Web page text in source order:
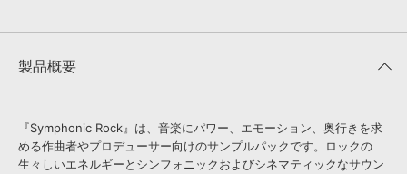
製品概要
『Symphonic Rock』は、音楽にパワー、エモーション、奥行きを求
める作曲者やプロデューサー向けのサンプルパックです。ロックの
生々しいエネルギーとシンフォニックおよびシネマティックなサウン